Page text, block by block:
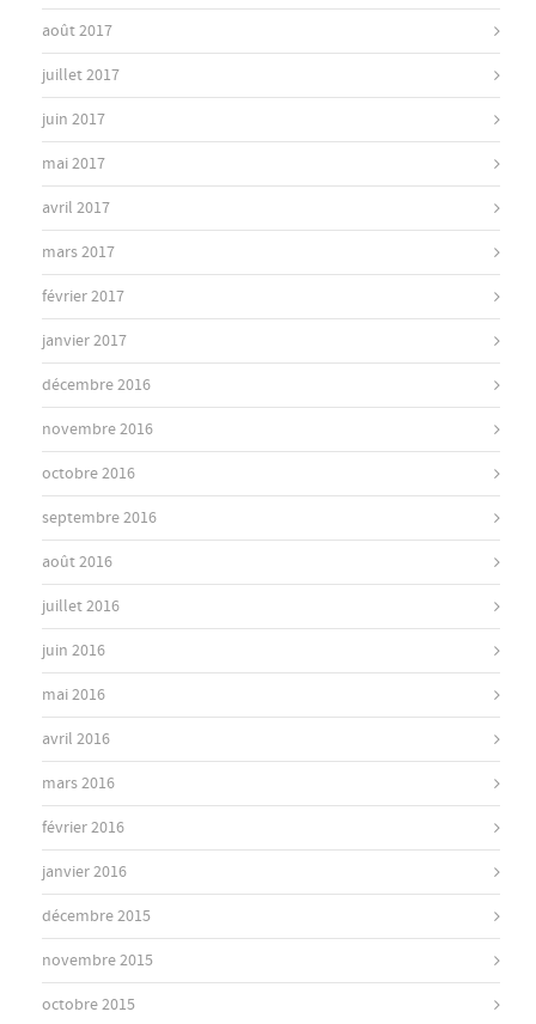
août 2017
juillet 2017
juin 2017
mai 2017
avril 2017
mars 2017
février 2017
janvier 2017
décembre 2016
novembre 2016
octobre 2016
septembre 2016
août 2016
juillet 2016
juin 2016
mai 2016
avril 2016
mars 2016
février 2016
janvier 2016
décembre 2015
novembre 2015
octobre 2015